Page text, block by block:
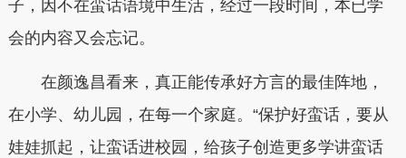
子，因不在蛮话语境中生活，经过一段时间，本已学
会的内容又会忘记。
在颜逸昌看来，真正能传承好方言的最佳阵地，
在小学、幼儿园，在每一个家庭。“保护好蛮话，要从
娃娃抓起，让蛮话进校园，给孩子创造更多学讲蛮话